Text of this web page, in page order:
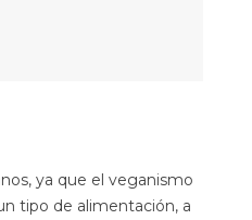
ya que el veganismo
tipo de alimentación, a